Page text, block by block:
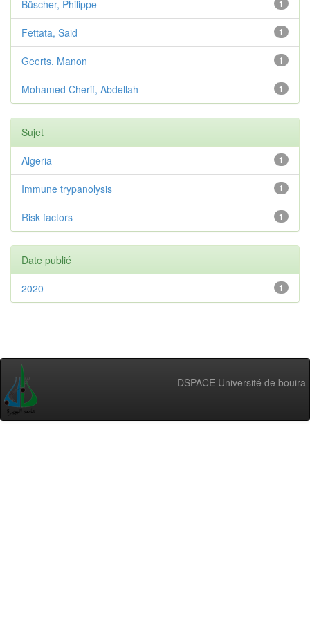
1
Büscher, Philippe
1
Fettata, Said
1
Geerts, Manon
1
Mohamed Cherif, Abdellah
Sujet
1
Algeria
1
Immune trypanolysis
1
Risk factors
Date publié
1
2020
DSPACE Université de bouira